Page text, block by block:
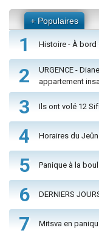
+ Populaires
1 Histoire - À bord
2
URGENCE -
appartement
3 Ils ont volé 12
4 Horaires du
5 Panique à la
6 DERNIERS
7 Mitsva en